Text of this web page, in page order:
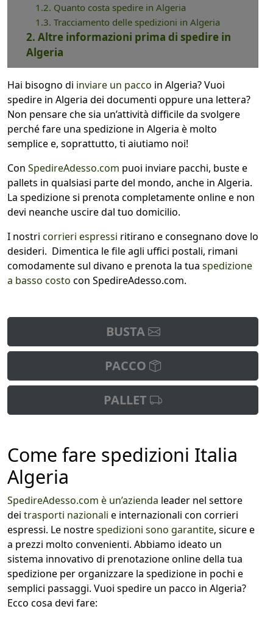
1.2. Quanto costa spedire in Algeria
1.3. Tracciamento delle spedizioni in Algeria
2. Altre informazioni prima di spedire in
Algeria
Hai bisogno di inviare un pacco in Algeria? Vuoi
spedire in Algeria dei documenti oppure una lettera?
Non pensare che sia un’attività difficile da svolgere
perché fare una spedizione in Algeria è molto
semplice e, soprattutto, ti aiutiamo noi!
Con SpedireAdesso.com puoi inviare pacchi, buste e
pallets in qualsiasi parte del mondo, anche in Algeria.
La spedizione si prenota completamente online e non
devi neanche uscire dal tuo domicilio.
I nostri corrieri espressi ritirano e consegnano dove lo
desideri. Dimentica le file agli uffici postali, rimani
comodamente sul divano e prenota la tua spedizione
a basso costo con SpedireAdesso.com.
BUSTA
PACCO
PALLET
Come fare spedizioni Italia
Algeria
SpedireAdesso.com è un’azienda leader nel settore
dei trasporti nazionali e internazionali con corrieri
espressi. Le nostrespedizioni sono garantite, sicure e
a prezzi molto convenienti. Abbiamo ideato un
sistema innovativo di prenotazione online della tua
spedizione per organizzare la spedizione in pochi e
semplici passaggi. Vuoi spedire un pacco in Algeria?
Ecco cosa devi fare: